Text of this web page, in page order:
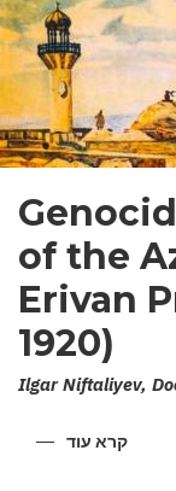
of the
Erivan
1920)
Ilgar Niftaliyev,
קרא עודעל